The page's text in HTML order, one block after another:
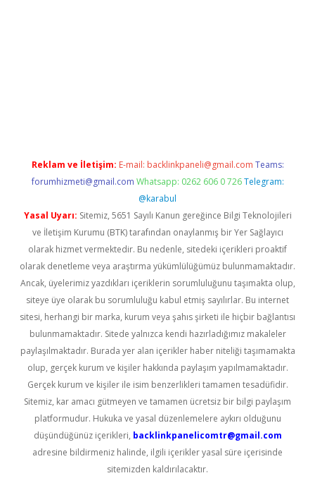
Reklam ve İletişim: E-mail: backlinkpaneli@gmail.com Teams:
forumhizmeti@gmail.com Whatsapp: 0262 606 0 726 Telegram:
@karabul
Yasal Uyarı: Sitemiz, 5651 Sayılı Kanun gereğince Bilgi Teknolojileri
ve İletişim Kurumu (BTK) tarafından onaylanmış bir Yer Sağlayıcı
olarak hizmet vermektedir. Bu nedenle, sitedeki içerikleri proaktif
olarak denetleme veya araştırma yükümlülüğümüz bulunmamaktadır.
Ancak, üyelerimiz yazdıkları içeriklerin sorumluluğunu taşımakta olup,
siteye üye olarak bu sorumluluğu kabul etmiş sayılırlar. Bu internet
sitesi, herhangi bir marka, kurum veya şahıs şirketi ile hiçbir bağlantısı
bulunmamaktadır. Sitede yalnızca kendi hazırladığımız makaleler
paylaşılmaktadır. Burada yer alan içerikler haber niteliği taşımamakta
olup, gerçek kurum ve kişiler hakkında paylaşım yapılmamaktadır.
Gerçek kurum ve kişiler ile isim benzerlikleri tamamen tesadüfidir.
Sitemiz, kar amacı gütmeyen ve tamamen ücretsiz bir bilgi paylaşım
platformudur. Hukuka ve yasal düzenlemelere aykırı olduğunu
düşündüğünüz içerikleri, backlinkpanelicomtr@gmail.com
adresine bildirmeniz halinde, ilgili içerikler yasal süre içerisinde
sitemizden kaldırılacaktır.